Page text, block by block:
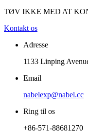
TØV IKKE MED AT
Kontakt os
Adresse
1133 Linping
Email
nabelexp@nabel.cc
Ring til os
+86-571-88681270